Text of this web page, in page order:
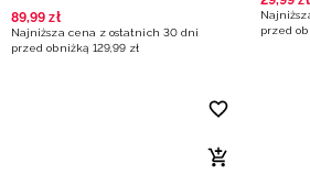
89,99 zł
Najniższa cena z ostatnich 30 dni
przed obniżką 129,99 zł
przed